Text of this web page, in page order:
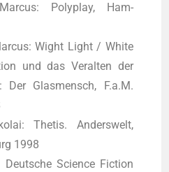
Poly­play, Ham­
Wight Light / White
und das Ver­al­ten der
Glas­mensch, F.a.M.
The­tis. Anders­welt,
1998
Deut­sche Sci­ence Fic­tion